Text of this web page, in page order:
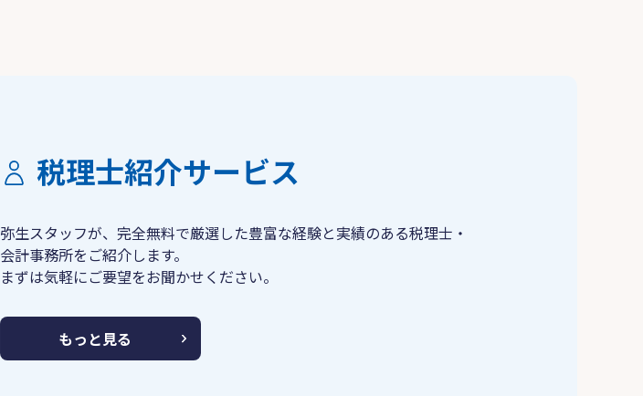
税理士紹介サービス
弥生スタッフが、完全無料で厳選した豊富な経験と実績のある税理士・
会計事務所をご紹介します。
まずは気軽にご要望をお聞かせください。
もっと見る